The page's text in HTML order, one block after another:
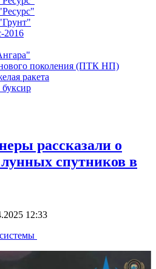
2016
поколения (ПТК НП)
ракета
рассказали о
спутников в
12:33